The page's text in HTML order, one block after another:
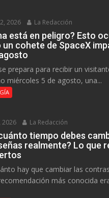
2026 La Redacción
está en peligro? Esto
un cohete de SpaceX
prepara para recibir un
miércoles 5 de agosto, una...
2026 La Redacción
tiempo debes
realmente? Lo que
hay que cambiar las
más conocida